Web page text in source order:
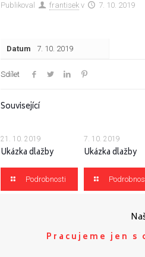
Publikoval frantisek v 7. 10. 2019
Datum 7. 10. 2019
Sdílet
Související
21. 10. 2019
Ukázka dlažby
Podrobnosti
7. 10. 2019
Ukázka dlažby
Pracujeme jen s